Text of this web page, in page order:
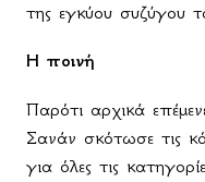
της εγκύου συζύγου
Η ποινή
Παρότι αρχικά
Σανάν σκότωσε τις
για όλες τις